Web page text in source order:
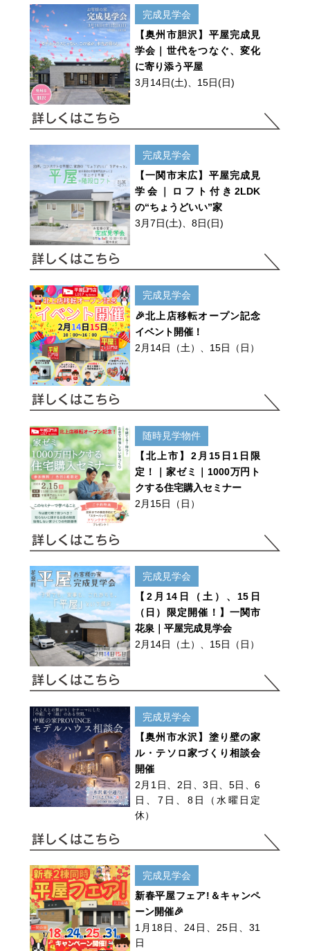
完成見学会
【奥州市胆沢】平屋完成見
学会｜世代をつなぐ、変化
に寄り添う平屋
3月14日(土)、15日(日)
完成見学会
【一関市末広】平屋完成見
学会｜ロフト付き2LDK
の“ちょうどいい”家
3月7日(土)、8日(日)
完成見学会
🎉北上店移転オープン記念
イベント開催！
2月14日（土）、15日（日）
随時見学物件
【北上市】2月15日1日限
定！｜家ゼミ｜1000万円ト
クする住宅購入セミナー
2月15日（日）
完成見学会
【2月14日（土）、15日
（日）限定開催！】一関市
花泉｜平屋完成見学会
2月14日（土）、15日（日）
完成見学会
【奥州市水沢】塗り壁の家
ル・テソロ家づくり相談会
開催
2月1日、2日、3日、5日、6
日、7日、8日（水曜日定
休）
完成見学会
新春平屋フェア!＆キャンペ
ーン開催🎉
1月18日、24日、25日、31
日